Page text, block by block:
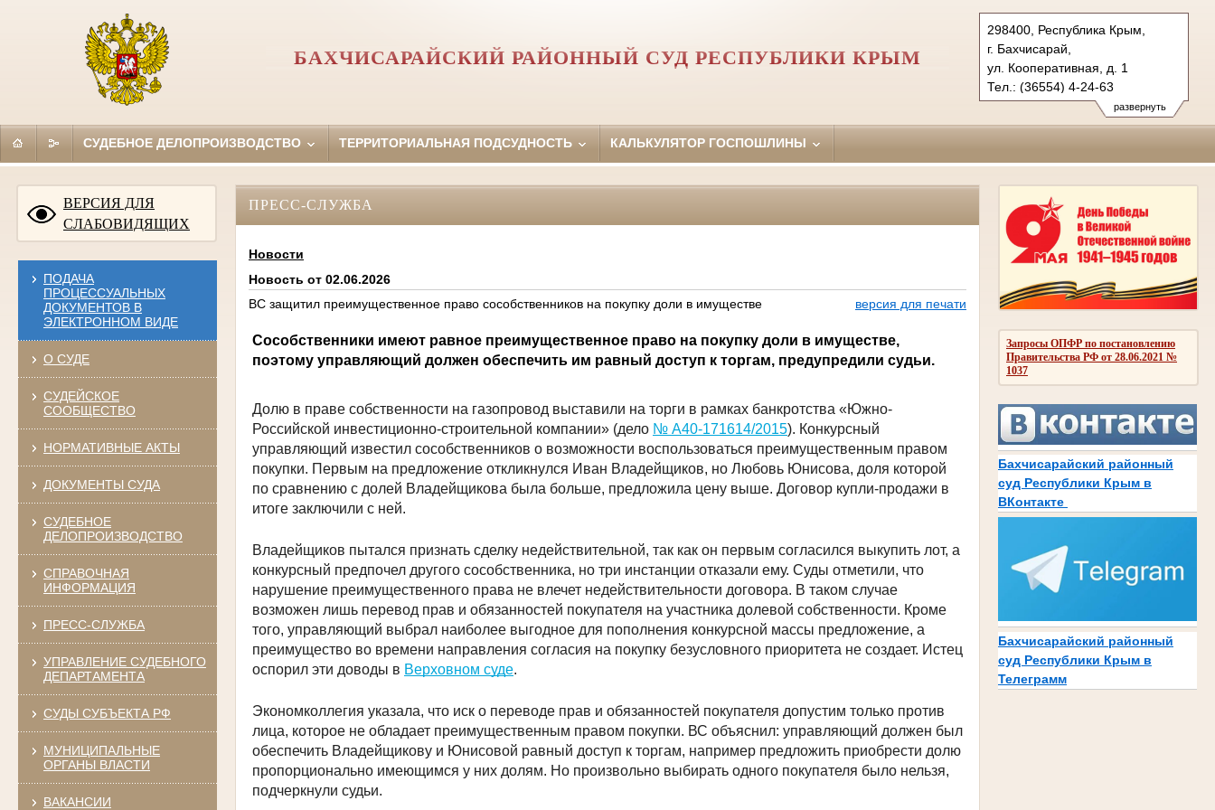
развернуть
298400, Республика Крым,
г. Бахчисарай,
ул. Кооперативная, д. 1
Тел.: (36554) 4-24-63
bahchisarai.krm@sudrf.ru
БАХЧИСАРАЙСКИЙ РАЙОННЫЙ СУД РЕСПУБЛИКИ КРЫМ
СУДЕБНОЕ ДЕЛОПРОИЗВОДСТВО ТЕРРИТОРИАЛЬНАЯ ПОДСУДНОСТЬ КАЛЬКУЛЯТОР ГОСПОШЛИНЫ
ВЕРСИЯ ДЛЯ
СЛАБОВИДЯЩИХ
ПОДАЧА
ПРОЦЕССУАЛЬНЫХ
ДОКУМЕНТОВ В
ЭЛЕКТРОННОМ ВИДЕ
О СУДЕ
СУДЕЙСКОЕ
СООБЩЕСТВО
НОРМАТИВНЫЕ АКТЫ
ДОКУМЕНТЫ СУДА
СУДЕБНОЕ
ДЕЛОПРОИЗВОДСТВО
СПРАВОЧНАЯ
ИНФОРМАЦИЯ
ПРЕСС-СЛУЖБА
УПРАВЛЕНИЕ СУДЕБНОГО
ДЕПАРТАМЕНТА
СУДЫ СУБЪЕКТА РФ
МУНИЦИПАЛЬНЫЕ
ОРГАНЫ ВЛАСТИ
ВАКАНСИИ
Запросы ОПФР по постановлению
Правительства РФ от 28.06.2021 №
1037
Бахчисарайский районный
суд Республики Крым в
ВКонтакте
Бахчисарайский районный
суд Республики Крым в
Телеграмм
ПРЕСС-СЛУЖБА
Новости
Новость от 02.06.2026
ВС защитил преимущественное право сособственников на покупку доли в имуществе
версия для печати
Сособственники имеют равное преимущественное право на покупку доли в имуществе,
поэтому управляющий должен обеспечить им равный доступ к торгам, предупредили судьи.
Долю в праве собственности на газопровод выставили на торги в рамках банкротства «Южно-
Российской инвестиционно-строительной компании» (дело № А40-171614/2015). Конкурсный
управляющий известил сособственников о возможности воспользоваться преимущественным правом
покупки. Первым на предложение откликнулся Иван Владейщиков, но Любовь Юнисова, доля которой
по сравнению с долей Владейщикова была больше, предложила цену выше. Договор купли-продажи в
итоге заключили с ней.
Владейщиков пытался признать сделку недействительной, так как он первым согласился выкупить лот, а
конкурсный предпочел другого сособственника, но три инстанции отказали ему. Суды отметили, что
нарушение преимущественного права не влечет недействительности договора. В таком случае
возможен лишь перевод прав и обязанностей покупателя на участника долевой собственности. Кроме
того, управляющий выбрал наиболее выгодное для пополнения конкурсной массы предложение, а
преимущество во времени направления согласия на покупку безусловного приоритета не создает. Истец
оспорил эти доводы в Верховном суде.
Экономколлегия указала, что иск о переводе прав и обязанностей покупателя допустим только против
лица, которое не обладает преимущественным правом покупки. ВС объяснил: управляющий должен был
обеспечить Владейщикову и Юнисовой равный доступ к торгам, например предложить приобрести долю
пропорционально имеющимся у них долям. Но произвольно выбирать одного покупателя было нельзя,
подчеркнули судьи.